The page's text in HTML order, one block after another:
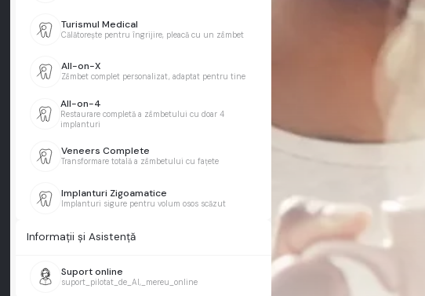
Turismul Medical
Călătorește pentru îngrijire, pleacă cu un zâmbet
All-on-X
Zâmbet complet personalizat, adaptat pentru tine
All-on-4
Restaurare completă a zâmbetului cu doar 4
implanturi
Veneers Complete
Transformare totală a zâmbetului cu fațete
Implanturi Zigoamatice
Implanturi sigure pentru volum osos scăzut
Informații și Asistență
Suport online
suport_pilotat_de_AI,_mereu_online